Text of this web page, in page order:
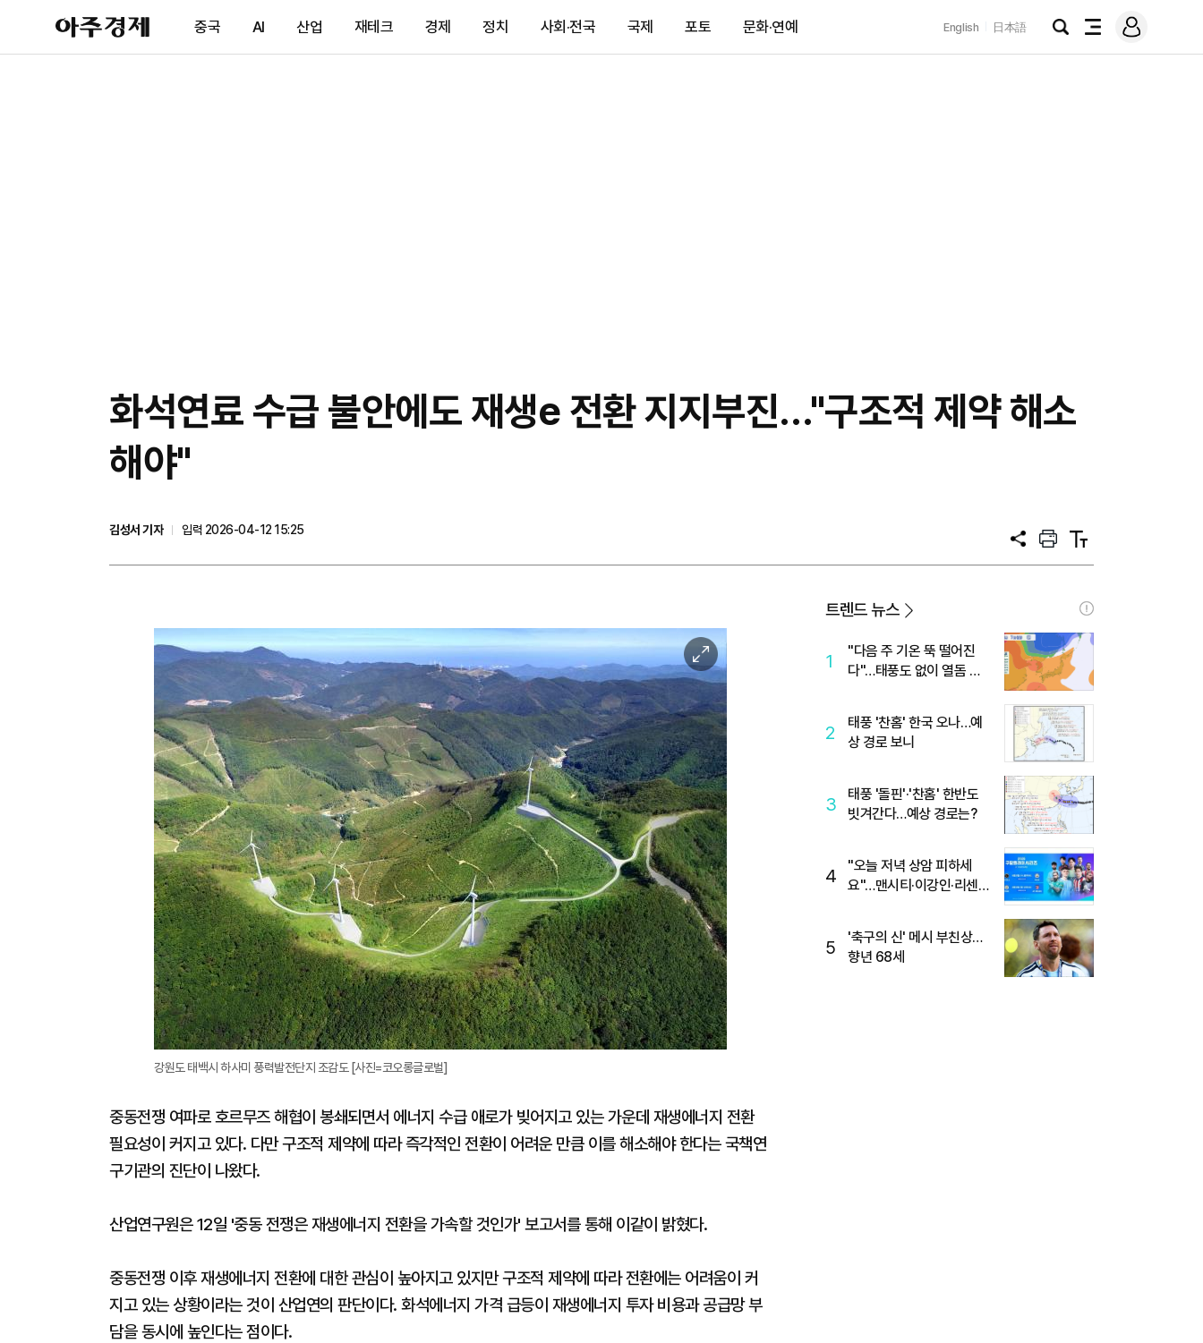
아
주
제
중국 AI 산업 재테크 경제 정치 사회·전국 국제 포토 문화·연예 English 日本語
검
전
메
그
화석연료 수급 불안에도 재생e 전환 지지부진…"구조적 제약 해소
해야"
김성서 기자
입력 2026-04-12 15:25
공
프
트
텍
트
이
미
지
확
대
강원도 태백시 하사미 풍력발전단지 조감도 [사진=코오롱글로벌]
중동전쟁 여파로 호르무즈 해협이 봉쇄되면서 에너지 수급 애로가 빚어지고 있는 가운데 재생에너지 전환
필요성이 커지고 있다. 다만 구조적 제약에 따라 즉각적인 전환이 어려운 만큼 이를 해소해야 한다는 국책연
구기관의 진단이 나왔다.
산업연구원은 12일 '중동 전쟁은 재생에너지 전환을 가속할 것인가' 보고서를 통해 이같이 밝혔다.
중동전쟁 이후 재생에너지 전환에 대한 관심이 높아지고 있지만 구조적 제약에 따라 전환에는 어려움이 커
지고 있는 상황이라는 것이 산업연의 판단이다. 화석에너지 가격 급등이 재생에너지 투자 비용과 공급망 부
담을 동시에 높인다는 점이다.
트렌드 뉴스
1
"다음 주 기온 뚝 떨어진
다"…태풍도 없이 열돔 박
2
태풍 '찬홈' 한국 오나…예
상 경로 보니
3
태풍 '돌핀'·'찬홈' 한반도
빗겨간다…예상 경로는?
4
"오늘 저녁 상암 피하세
요"…맨시티·이강인·리센느
5
'축구의 신' 메시 부친상…
향년 68세